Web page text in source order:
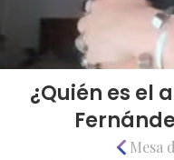
¿Quién es el
Mesa